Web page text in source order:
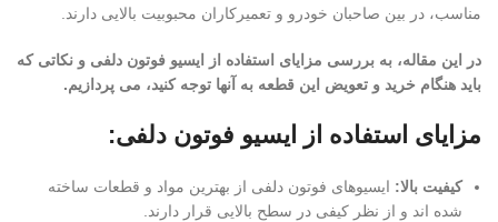
مناسب، در بین صاحبان خودرو و تعمیرکاران محبوبیت بالایی دارند.
در این مقاله، به بررسی مزایای استفاده از ایسیو فوتون دلفی و نکاتی که
باید هنگام خرید و تعویض این قطعه به آنها توجه کنید، می پردازیم.
مزایای استفاده از ایسیو فوتون دلفی:
کیفیت بالا: ایسیوهای فوتون دلفی از بهترین مواد و قطعات ساخته
شده اند و از نظر کیفی در سطح بالایی قرار دارند.